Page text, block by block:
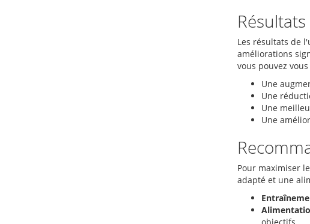
Les résultats de
améliorations
vous pouvez
Une
Une
Une
Une
Pour maximiser
adapté et une